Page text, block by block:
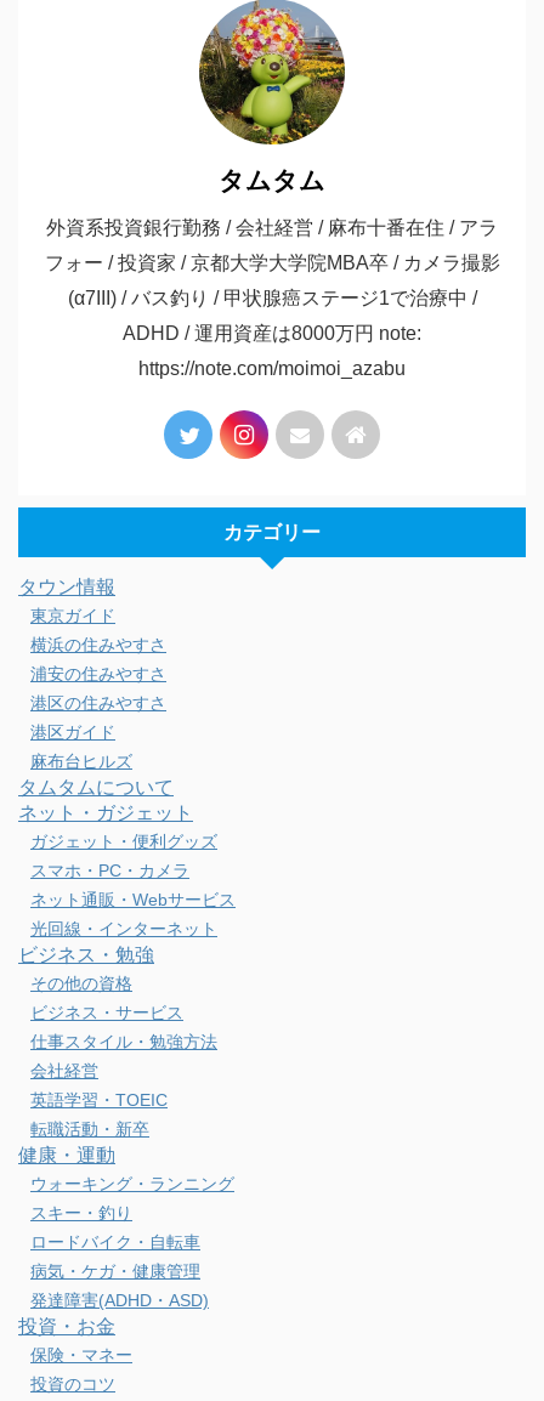
タムタム
外資系投資銀行勤務 / 会社経営 / 麻布十番在住 / アラ
フォー / 投資家 / 京都大学大学院MBA卒 / カメラ撮影
(α7III) / バス釣り / 甲状腺癌ステージ1で治療中 /
ADHD / 運用資産は8000万円 note:
https://note.com/moimoi_azabu
カテゴリー
タウン情報
東京ガイド
横浜の住みやすさ
浦安の住みやすさ
港区の住みやすさ
港区ガイド
麻布台ヒルズ
タムタムについて
ネット・ガジェット
ガジェット・便利グッズ
スマホ・PC・カメラ
ネット通販・Webサービス
光回線・インターネット
ビジネス・勉強
その他の資格
ビジネス・サービス
仕事スタイル・勉強方法
会社経営
英語学習・TOEIC
転職活動・新卒
健康・運動
ウォーキング・ランニング
スキー・釣り
ロードバイク・自転車
病気・ケガ・健康管理
発達障害(ADHD・ASD)
投資・お金
保険・マネー
投資のコツ